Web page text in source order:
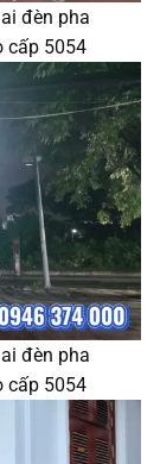
đèn pha
cấp 5054
đèn pha
cấp 5054